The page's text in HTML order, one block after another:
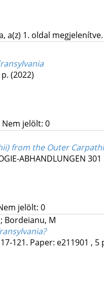
a(z) 1. oldal megjelenítve.
(2022)
Nem jelölt: 0
from the Outer
ABHANDLUNGEN 301
jelölt: 0
; Bordeianu, M
121. Paper: e211901 , 5